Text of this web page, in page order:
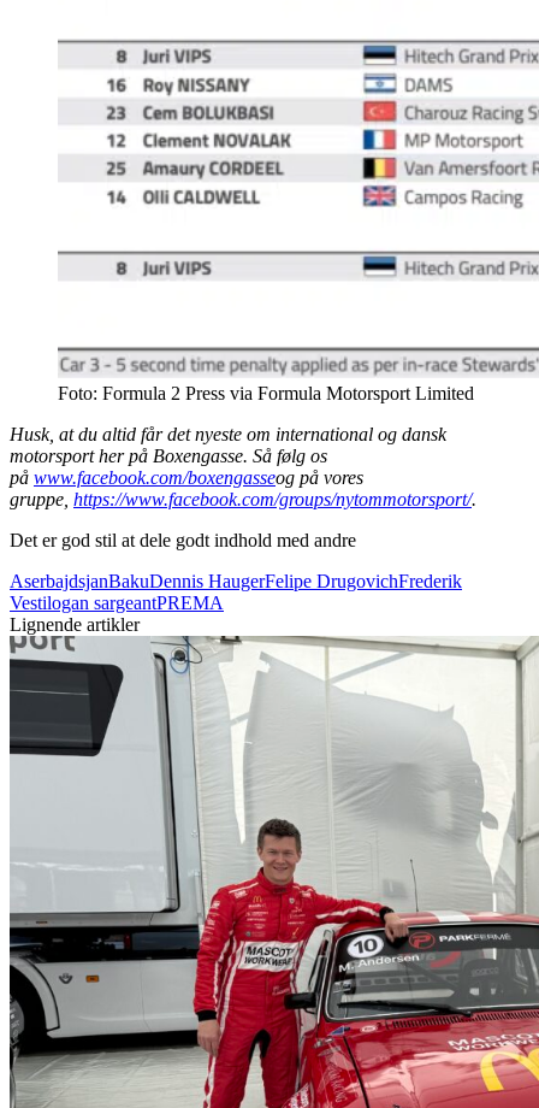
Foto: Formula 2 Press via Formula Motorsport Limited
Husk, at du altid får det nyeste om international og dansk
motorsport her på Boxengasse. Så følg os
på www.facebook.com/boxengasseog på vores
gruppe, https://www.facebook.com/groups/nytommotorsport/.
Det er god stil at dele godt indhold med andre
AserbajdsjanBakuDennis HaugerFelipe DrugovichFrederik
Vestilogan sargeantPREMA
Lignende artikler